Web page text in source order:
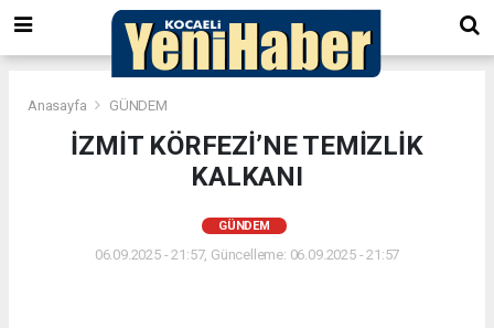
Anasayfa GÜNDEM
İZMİT KÖRFEZİ’NE TEMİZLİK
KALKANI
GÜNDEM
06.09.2025 - 21:57, Güncelleme: 06.09.2025 - 21:57